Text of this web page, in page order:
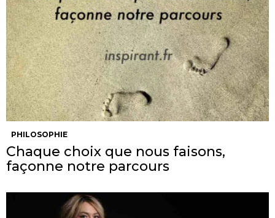
PHILOSOPHIE
Chaque choix que nous faisons,
façonne notre parcours